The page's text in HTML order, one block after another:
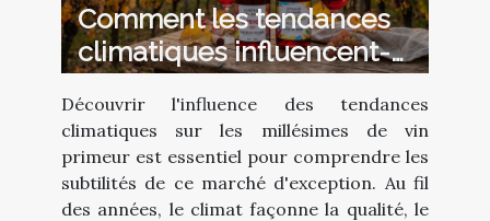
Comment les tendances
climatiques influencent-
elles les millésimes de vin
primeur ?
Découvrir l'influence des tendances
climatiques sur les millésimes de vin
primeur est essentiel pour comprendre les
subtilités de ce marché d'exception. Au fil
des années, le climat façonne la qualité, le